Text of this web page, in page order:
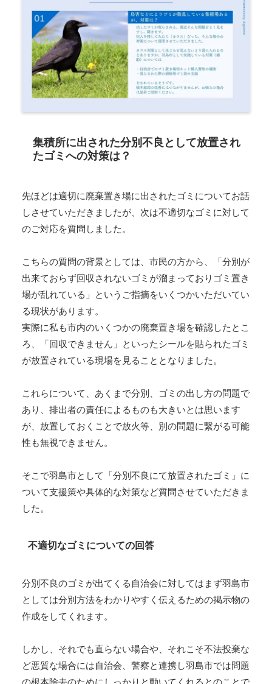
集積所に出された分別不良として放置され
たゴミへの対策は？
先ほどは適切に廃棄置き場に出されたゴミについてお話
しさせていただきましたが、次は不適切なゴミに対して
のご対応を質問しました。
こちらの質問の背景としては、市民の方から、「分別が
出来ておらず回収されないゴミが溜まっておりゴミ置き
場が乱れている」というご指摘をいくつかいただいてい
る現状があります。
実際に私も市内のいくつかの廃棄置き場を確認したとこ
ろ、「回収できません」といったシールを貼られたゴミ
が放置されている現場を見ることとなりました。
これらについて、あくまで分別、ゴミの出し方の問題で
あり、排出者の責任によるものも大きいとは思います
が、放置しておくことで放火等、別の問題に繋がる可能
性も無視できません。
そこで羽島市として「分別不良にて放置されたゴミ」に
ついて支援策や具体的な対策など質問させていただきま
した。
不適切なゴミについての回答
分別不良のゴミが出てくる自治会に対してはまず羽島市
としては分別方法をわかりやすく伝えるための掲示物の
作成をしてくれます。
しかし、それでも直らない場合や、それこそ不法投棄な
ど悪質な場合には自治会、警察と連携し羽島市では問題
の根本除去のためにしっかりと動いてくれるとのことで